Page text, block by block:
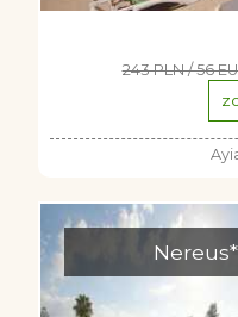
243 PLN / 56